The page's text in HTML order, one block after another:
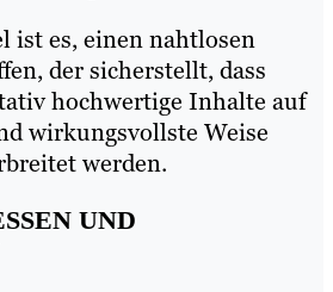
ist es, einen nahtlosen
der sicherstellt, dass
hochwertige Inhalte auf
wirkungsvollste Weise
werden.
UND